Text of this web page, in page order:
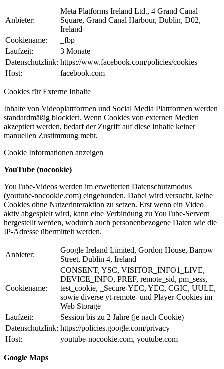
Anbieter:
Meta Platforms Ireland Ltd., 4 Grand Canal
Square, Grand Canal Harbour, Dublin, D02,
Ireland
Cookiename:
_fbp
Laufzeit:
3 Monate
Datenschutzlink: https://www.facebook.com/policies/cookies
Host:
facebook.com
Cookies für Externe Inhalte
Inhalte von Videoplattformen und Social Media Plattformen werden
standardmäßig blockiert. Wenn Cookies von externen Medien
akzeptiert werden, bedarf der Zugriff auf diese Inhalte keiner
manuellen Zustimmung mehr.
Cookie Informationen anzeigen
YouTube (nocookie)
YouTube-Videos werden im erweiterten Datenschutzmodus
(youtube-nocookie.com) eingebunden. Dabei wird versucht, keine
Cookies ohne Nutzerinteraktion zu setzen. Erst wenn ein Video
aktiv abgespielt wird, kann eine Verbindung zu YouTube-Servern
hergestellt werden, wodurch auch personenbezogene Daten wie die
IP-Adresse übermittelt werden.
Anbieter:
Google Ireland Limited, Gordon House, Barrow
Street, Dublin 4, Ireland
Cookiename:
CONSENT, YSC, VISITOR_INFO1_LIVE,
DEVICE_INFO, PREF, remote_sid, pm_sess,
test_cookie, _Secure-YEC, YEC, CGIC, UULE,
sowie diverse yt-remote- und Player-Cookies im
Web Storage
Laufzeit:
Session bis zu 2 Jahre (je nach Cookie)
Datenschutzlink: https://policies.google.com/privacy
Host:
youtube-nocookie.com, youtube.com
Google Maps